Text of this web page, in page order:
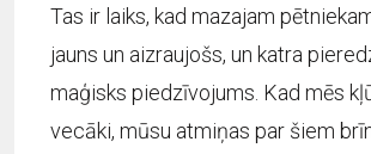
Tas ir laiks, kad mazajam
jauns un aizraujošs, un katra
maģisks piedzīvojums. Kad mēs
vecāki, mūsu atmiņas par šiem